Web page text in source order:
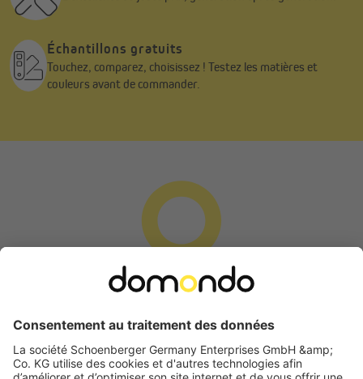
des différences de qualité, d'apparence, de couleur, de
pas un motif de réclamation.
Échantillons gratuits
Touchez, comparez, choisissez ! Testez les matières et
couleurs avant de commander.